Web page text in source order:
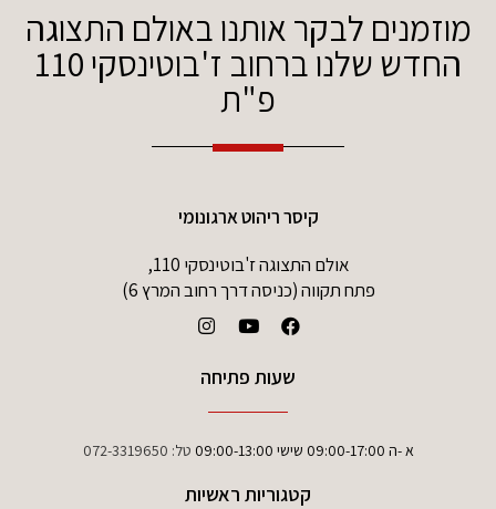
מוזמנים לבקר אותנו באולם התצוגה
החדש שלנו ברחוב ז'בוטינסקי 110
פ"ת
קיסר ריהוט ארגונומי
אולם התצוגה ז'בוטינסקי 110,
פתח תקווה (כניסה דרך רחוב המרץ 6)
שעות פתיחה
א -ה 09:00-17:00 שישי 09:00-13:00 טל: 072-3319650
קטגוריות ראשיות